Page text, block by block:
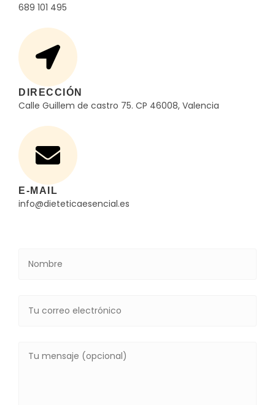
689 101 495
DIRECCIÓN
Calle Guillem de castro 75. CP 46008, Valencia
E-MAIL
info@dieteticaesencial.es